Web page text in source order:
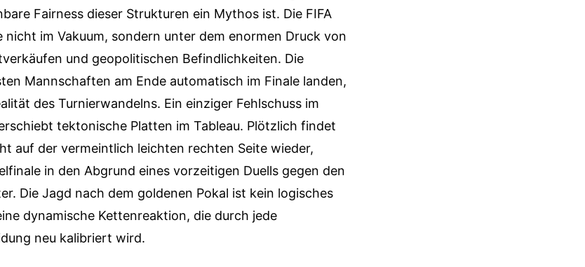
Fairness dieser Strukturen ein Mythos ist. Die FIFA
nicht im Vakuum, sondern unter dem enormen Druck von
und geopolitischen Befindlichkeiten. Die
Mannschaften am Ende automatisch im Finale landen,
des Turnierwandelns. Ein einziger Fehlschuss im
tektonische Platten im Tableau. Plötzlich findet
auf der vermeintlich leichten rechten Seite wieder,
in den Abgrund eines vorzeitigen Duells gegen den
Die Jagd nach dem goldenen Pokal ist kein logisches
dynamische Kettenreaktion, die durch jede
neu kalibriert wird.